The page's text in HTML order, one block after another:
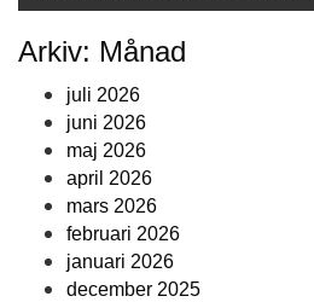
Arkiv: Månad
juli 2026
juni 2026
maj 2026
april 2026
mars 2026
februari 2026
januari 2026
december 2025